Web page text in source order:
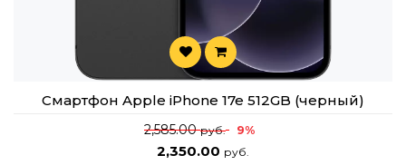
Смартфон Apple iPhone 17e 512GB (черный)
2,585.00руб. 9%
2,350.00 руб.